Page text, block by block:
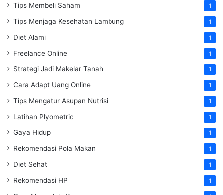
Tips Membeli Saham 1
Tips Menjaga Kesehatan Lambung 1
Diet Alami 1
Freelance Online 1
Strategi Jadi Makelar Tanah 1
Cara Adapt Uang Online 1
Tips Mengatur Asupan Nutrisi 1
Latihan Plyometric 1
Gaya Hidup 1
Rekomendasi Pola Makan 1
Diet Sehat 1
Rekomendasi HP 1